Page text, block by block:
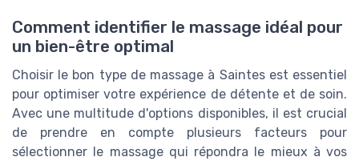
Comment identifier le massage idéal pour
un bien-être optimal
Choisir le bon type de massage à Saintes est essentiel
pour optimiser votre expérience de détente et de soin.
Avec une multitude d'options disponibles, il est crucial
de prendre en compte plusieurs facteurs pour
sélectionner le massage qui répondra le mieux à vos